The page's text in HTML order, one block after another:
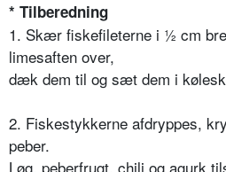
* Tilberedning
1. Skær fiskefileterne i ½ cm
limesaften over,
dæk dem til og sæt dem i
2. Fiskestykkerne afdryppes,
peber.
Løg, peberfrugt, chili og agurk